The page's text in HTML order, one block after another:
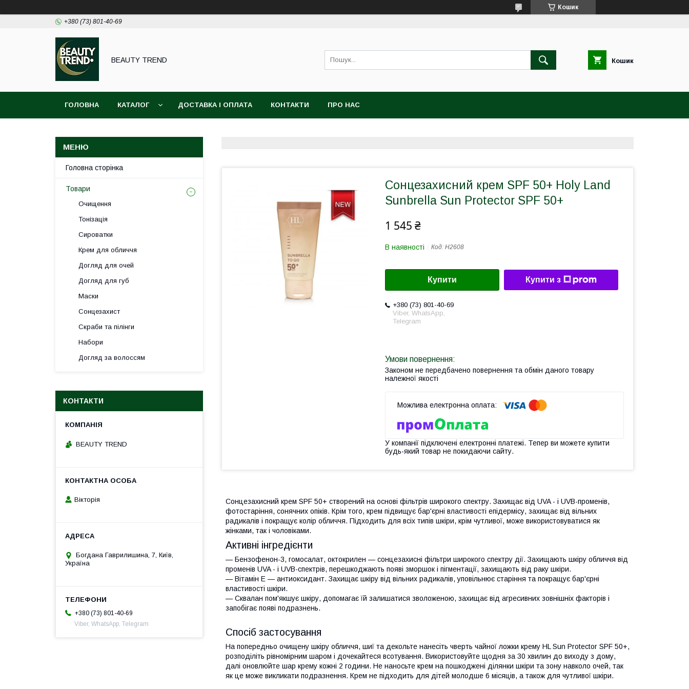
Кошик
+380 (73) 801-40-69
BEAUTY TREND Кошик
ГОЛОВНА КАТАЛОГ ДОСТАВКА І ОПЛАТА КОНТАКТИ ПРО НАС
Сонцезахисний крем SPF 50+ Holy Land
Sunbrella Sun Protector SPF 50+
1 545 ₴
В наявності Код: H2608
Купити Купити з
+380 (73) 801-40-69
Viber, WhatsApp,
Telegram
Законом не передбачено повернення та обмін даного товару
належної якості
У компанії підключені електронні платежі. Тепер ви можете купити
будь-який товар не покидаючи сайту.
Сонцезахисний крем SPF 50+ створений на основі фільтрів широкого спектру. Захищає від UVA - і UVB-променів,
фотостаріння, сонячних опіків. Крім того, крем підвищує бар'єрні властивості епідермісу, захищає від вільних
радикалів і покращує колір обличчя. Підходить для всіх типів шкіри, крім чутливої, може використовуватися як
жінками, так і чоловіками.
Активні інгредієнти
— Бензофенон-3, гомосалат, октокрилен — сонцезахисні фільтри широкого спектру дії. Захищають шкіру обличчя від
променів UVA - і UVB-спектрів, перешкоджають появі зморшок і пігментації, захищають від раку шкіри.
— Вітамін E — антиоксидант. Захищає шкіру від вільних радикалів, уповільнює старіння та покращує бар'єрні
властивості шкіри.
— Сквалан пом'якшує шкіру, допомагає їй залишатися зволоженою, захищає від агресивних зовнішніх факторів і
запобігає появі подразнень.
Спосіб застосування
На попередньо очищену шкіру обличчя, шиї та декольте нанесіть чверть чайної ложки крему HL Sun Protector SPF 50+,
розподіліть рівномірним шаром і дочекайтеся всотування. Використовуйте щодня за 30 хвилин до виходу з дому,
далі оновлюйте шар крему кожні 2 години. Не наносьте крем на пошкоджені ділянки шкіри та зону навколо очей, так
як це може викликати подразнення. Крем не підходить для дітей молодше 6 місяців, а також для чутливої шкіри.
Головна сторінка
Товари
Очищення
Тонізація
Сироватки
Крем для обличчя
Догляд для очей
Догляд для губ
Маски
Сонцезахист
Скраби та пілінги
Набори
Догляд за волоссям
КОНТАКТИ
BEAUTY TREND
Вікторія
Богдана Гаврилишина, 7, Київ,
Україна
+380 (73) 801-40-69
Viber, WhatsApp, Telegram